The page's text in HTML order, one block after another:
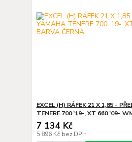
EXCEL (H) RÁFEK 21 X 1,85 -
TENERE 700 '19-, XT 660 '09-
7 134 Kč
5 896 Kč bez DPH